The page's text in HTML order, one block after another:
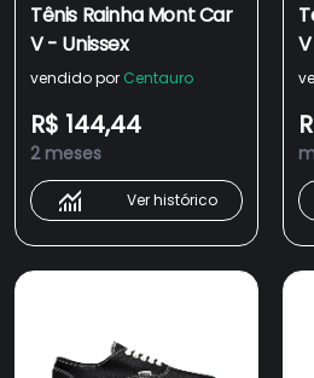
Tênis Rainha Mont Car
V - Unissex
vendido por Centauro
R$ 144,44
2 meses
Ver histórico